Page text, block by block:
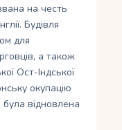
на честь
Будівля
для
а також
Ост-Індської
окупацію
була відновлена